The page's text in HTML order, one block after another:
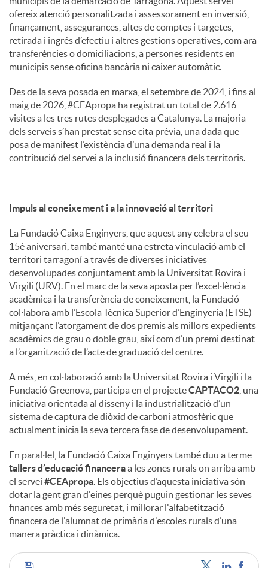
ofereix atenció personalitzada i assessorament en inversió,
finançament, assegurances, altes de comptes i targetes,
retirada i ingrés d’efectiu i altres gestions operatives, com ara
transferències o domiciliacions, a persones residents en
municipis sense oficina bancària ni caixer automàtic.
Des de la seva posada en marxa, el setembre de 2024, i fins al
maig de 2026, #CEApropa ha registrat un total de 2.616
visites a les tres rutes desplegades a Catalunya. La majoria
dels serveis s’han prestat sense cita prèvia, una dada que
posa de manifest l’existència d’una demanda real i la
contribució del servei a la inclusió financera dels territoris.
Impuls al coneixement i a la innovació al territori
La Fundació Caixa Enginyers, que aquest any celebra el seu
15è aniversari, també manté una estreta vinculació amb el
territori tarragoní a través de diverses iniciatives
desenvolupades conjuntament amb la Universitat Rovira i
Virgili (URV). En el marc de la seva aposta per l’excel·lència
acadèmica i la transferència de coneixement, la Fundació
col·labora amb l’Escola Tècnica Superior d’Enginyeria (ETSE)
mitjançant l’atorgament de dos premis als millors expedients
acadèmics de grau o doble grau, així com d’un premi destinat
a l’organització de l’acte de graduació del centre.
A més, en col·laboració amb la Universitat Rovira i Virgili i la
Fundació Greenova, participa en el projecteCAPTACO2 , una
iniciativa orientada al disseny i la industrialització d’un
sistema de captura de diòxid de carboni atmosfèric que
actualment inicia la seva tercera fase de desenvolupament.
En paral·lel, la Fundació Caixa Enginyers també duu a terme
tallers d’educació financeraa les zones rurals on arriba amb
el servei #CEApropa. Els objectius d’aquesta iniciativa són
dotar la gent gran d'eines perquè puguin gestionar les seves
finances amb més seguretat, i millorar l'alfabetització
financera de l'alumnat de primària d'escoles rurals d’una
manera pràctica i dinàmica.